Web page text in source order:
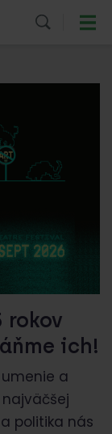
rokov
ich!
a
politika nás